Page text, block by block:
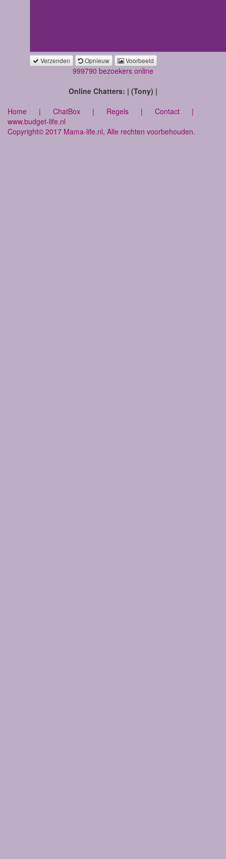
Verzenden Opnieuw Voorbeeld
999790 bezoekers online
Online Chatters: | (Tony) |
Home | ChatBox | Regels | Contact |
www.budget-life.nl
Copyright© 2017 Mama-life.nl, Alle rechten voorbehouden.